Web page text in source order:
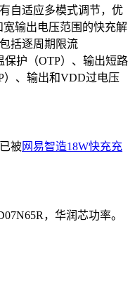
自适应多模式调节，优
输出电压范围的快充解
括逐周期限流
保护（OTP）、输出短路
）、输出和VDD过电压
被网易智造18W快充充
，华润芯功率。